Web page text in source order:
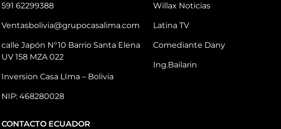
591 62299388
Ventasbolivia@grupocasalima.com
calle Japón N°10 Barrio Santa Elena
UV 158 MZA 022
Inversion Casa LIma – Bolivia
NIP: 468280028
CONTACTO ECUADOR
Willax Noticias
Latina TV
Comediante Dany
Ing.Bailarin